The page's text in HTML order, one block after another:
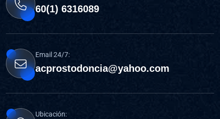
60(1) 6316089
Email 24/7:
acprostodoncia@yahoo.com
Ubicación: